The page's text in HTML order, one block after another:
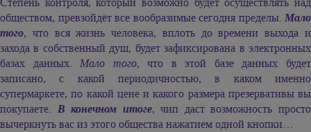
обществом, превзойдёт все вообразимые сегодня пределы. Мало
того, что вся жизнь человека, вплоть до времени выхода и
захода в собственный душ, будет зафиксирована в электронных
базах данных.Мало того, что в этой базе данных будет
записано, с какой периодичностью, в каком именно
супермаркете, по какой цене и какого размера презервативы вы
покупаете. В конечном итоге, чип даст возможность просто
вычеркнуть вас из этого общества нажатием одной кнопки…